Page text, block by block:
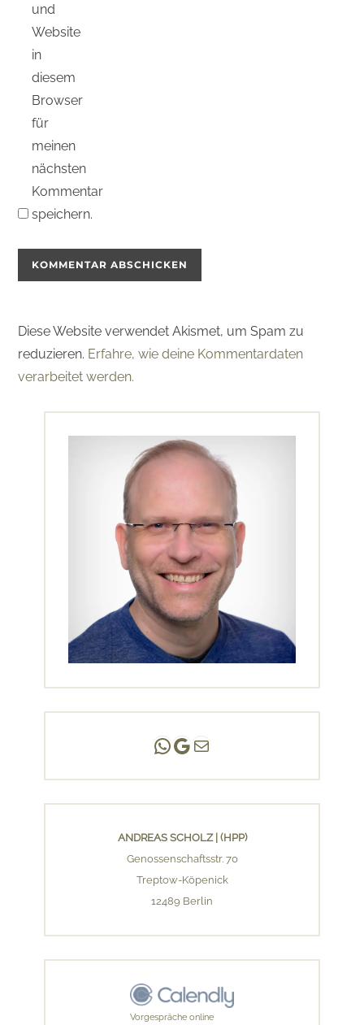
und
Website
in
diesem
Browser
für
meinen
nächsten
Kommentar
speichern.
Diese Website verwendet Akismet, um Spam zu
reduzieren. Erfahre, wie deine Kommentardaten
verarbeitet werden.
Andreas Scholz | (HPP)
Praxis Adlershof
E-Mail an mich ...
ANDREAS SCHOLZ | (HPP)
Genossenschaftsstr. 70
Treptow-Köpenick
12489 Berlin
Vorgespräche online